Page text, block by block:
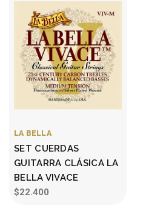
LA BELLA
SET CUERDAS
GUITARRA CLÁSICA LA
BELLA VIVACE
$22.400